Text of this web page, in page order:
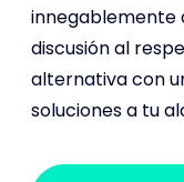
innegablemente
discusión al
alternativa con
soluciones a tu